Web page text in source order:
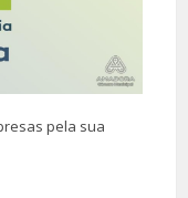
pela sua